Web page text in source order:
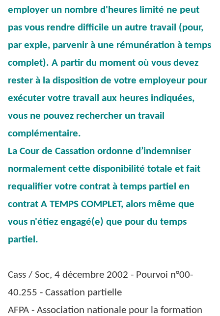
employer un nombre d'heures limité ne peut
pas vous rendre difficile un autre travail (pour,
par exple, parvenir à une rémunération à temps
complet). A partir du moment où vous devez
rester à la disposition de votre employeur pour
exécuter votre travail aux heures indiquées,
vous ne pouvez rechercher un travail
complémentaire.
La Cour de Cassation ordonne d’indemniser
normalement cette disponibilité totale et fait
requalifier votre contrat à temps partiel en
contrat A TEMPS COMPLET, alors même que
vous n'étiez engagé(e) que pour du temps
partiel.
Cass / Soc, 4 décembre 2002 - Pourvoi n°00-
40.255 - Cassation partielle
AFPA - Association nationale pour la formation